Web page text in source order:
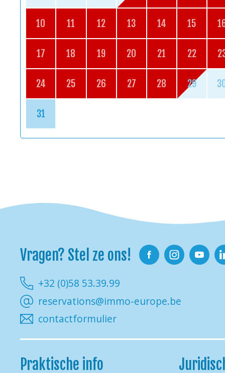
10 11 12 13 14 15
17 18 19 20 21 22
24 25 26 27 28 29
31
Vragen? Stel ze ons!
+32 (0)58 53.39.99
reservations@immo-europe.be
contactformulier
Praktische info